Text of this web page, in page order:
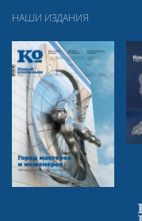
НАШИ ИЗДАНИЯ